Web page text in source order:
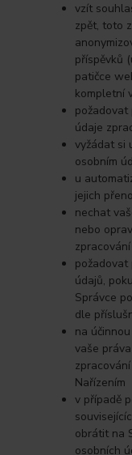
vzít
zpět, toto
příspěvků
patičce
kompletní
požadovat
údaje
vyžádat si
osobním
u
jejich
nechat
nebo
zpracování
požadovat
údajů,
Správce
dle
na
vaše
Nařízením
v případě
obrátit na
osobních